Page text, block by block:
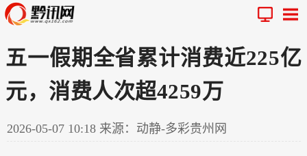
五一假期全省累计消费近225亿
元，消费人次超4259万
2026-05-07 10:18 来源：动静-多彩贵州网